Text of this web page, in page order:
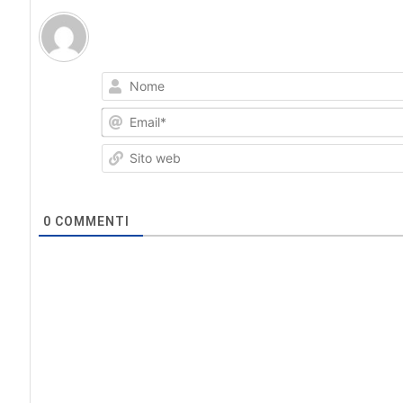
0 COMMENTI